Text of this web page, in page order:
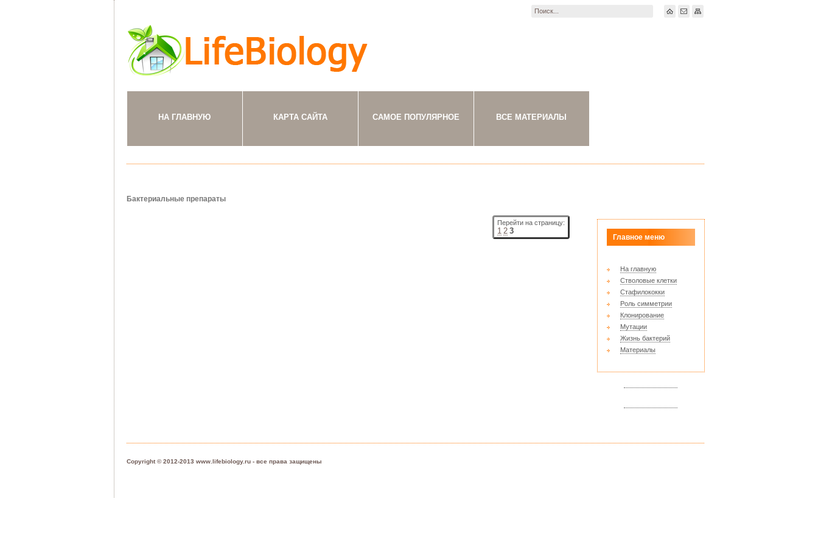
НА ГЛАВНУЮ КАРТА САЙТА САМОЕ ПОПУЛЯРНОЕ ВСЕ МАТЕРИАЛЫ
Бактериальные препараты
Перейти на страницу:
1 2 3
Главное меню
На главную
Стволовые клетки
Стафилококки
Роль симметрии
Клонирование
Мутации
Жизнь бактерий
Материалы
Copyright © 2012-2013 www.lifebiology.ru - все права защищены